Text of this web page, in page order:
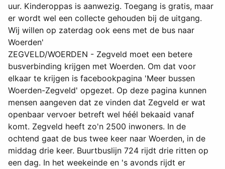
uur. Kinderoppas is aanwezig. Toegang is gratis, maar
er wordt wel een collecte gehouden bij de uitgang.
Wij willen op zaterdag ook eens met de bus naar
Woerden'
ZEGVELD/WOERDEN - Zegveld moet een betere
busverbinding krijgen met Woerden. Om dat voor
elkaar te krijgen is facebookpagina 'Meer bussen
Woerden-Zegveld' opgezet. Op deze pagina kunnen
mensen aangeven dat ze vinden dat Zegveld er wat
openbaar vervoer betreft wel héél bekaaid vanaf
komt. Zegveld heeft zo'n 2500 inwoners. In de
ochtend gaat de bus twee keer naar Woerden, in de
middag drie keer. Buurtbuslijn 724 rijdt drie ritten op
een dag. In het weekeinde en 's avonds rijdt er